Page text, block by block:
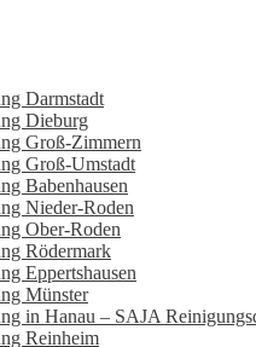
Darmstadt
Dieburg
Groß-Zimmern
Groß-Umstadt
Babenhausen
Nieder-Roden
Ober-Roden
Rödermark
Eppertshausen
Münster
in Hanau – SAJA
Reinheim